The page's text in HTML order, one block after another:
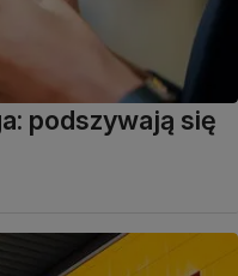
podszywają się